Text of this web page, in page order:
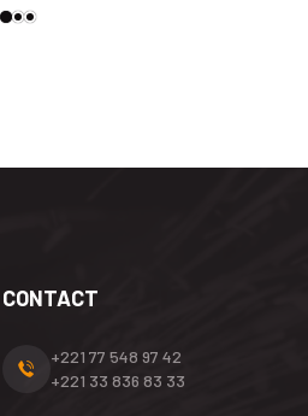
CONTACT
+221 77 548 97 42
+221 33 836 83 33